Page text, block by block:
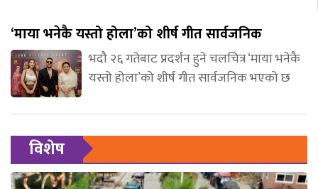
‘माया भनेकै यस्तो होला’को शीर्ष गीत सार्वजनिक
भदौ २६ गतेबाट प्रदर्शन हुने चलचित्र ‘माया भनेकै
यस्तो होला’को शीर्ष गीत सार्वजनिक भएको छ
विशेष